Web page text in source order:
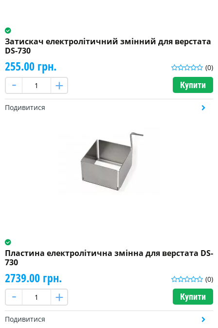
Затискач електролітичний змінний для верстата
DS-730
(0)
255.00 грн.
Купити
Подивитися
Пластина електролітична змінна для верстата DS-
730
(0)
2739.00 грн.
Купити
Подивитися